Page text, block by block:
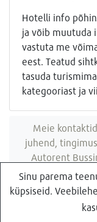
Hotelli info
ja võib muutuda
vastuta me
eest. Teatud
tasuda
kategooriast ja
Meie kontaktid
juhend,
Autorent
Reisibüroo
- e-post:
Sinu parema
küpsiseid.